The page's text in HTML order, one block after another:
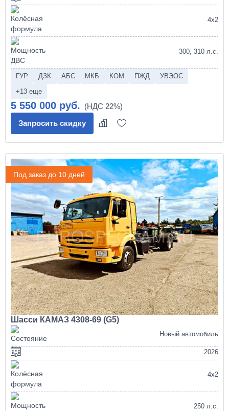
4х2
300, 310 л.с.
ГУР ДЗК АБС МКБ КОМ ПЖД
УВЭОС
+13 еще
5 550 000 руб.
Запросить скидку
Под заказ до 10 дней
Шасси КАМАЗ 4308-69 (G5)
Новый автомобиль
2026
4х2
250 л.с.